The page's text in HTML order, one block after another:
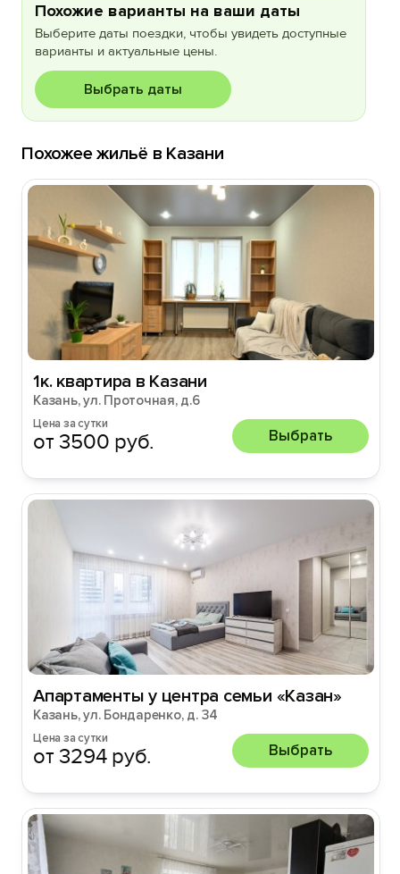
Похожие варианты на ваши даты
Выберите даты поездки, чтобы увидеть доступные
варианты и актуальные цены.
Выбрать даты
Похожее жильё в Казани
1к. квартира в Казани
Казань, ул. Проточная, д.6
Цена за сутки
от 3500 руб. Выбрать
Апартаменты у центра семьи «Казан»
Казань, ул. Бондаренко, д. 34
Цена за сутки
от 3294 руб. Выбрать